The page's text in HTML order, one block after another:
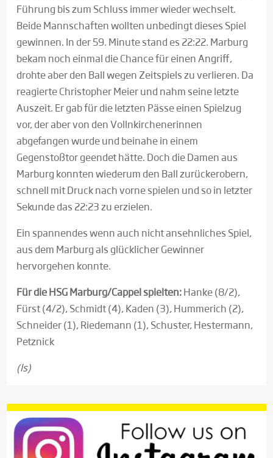
Führung bis zum Schluss immer wieder wechselt.
Beide Mannschaften wollten unbedingt dieses Spiel
gewinnen. In der 59. Minute stand es 22:22. Marburg
bekam noch einmal die Chance für einen Angriff,
drohte aber den Ball wegen Zeitspiels zu verlieren. Da
reagierte Christopher Meier und nahm seine letzte
Auszeit. Er gab für die letzten Pässe einen Spielzug
vor, der aber von den Vollnkirchenerinnen
abgefangen wurde und beinahe in einem
Gegenstoßtor geendet hätte. Doch die Damen aus
Marburg konnten wiederum den Ball zurückerobern,
schnell mit Druck nach vorne spielen und so in letzter
Sekunde das 22:23 zu erzielen.
Ein spannendes wenn auch nicht ansehnliches Spiel,
aus dem Marburg als glücklicher Gewinner
hervorgehen konnte.
Für die HSG Marburg/Cappel spielten:Hanke (8/2),
Fürst (4/2), Schmidt (4), Kaden (3), Hummerich (2),
Schneider (1), Riedemann (1), Schuster, Hestermann,
Petznick
(ls)